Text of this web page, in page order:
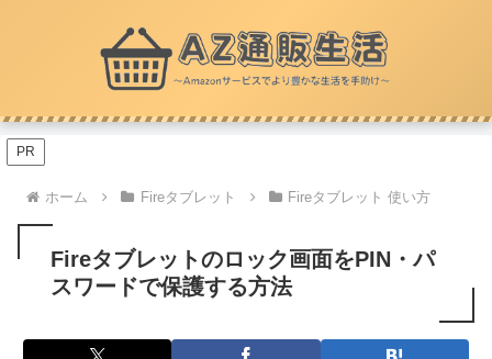
PR
ホーム Fireタブレット Fireタブレット 使い方
Fireタブレットのロック画面をPIN・パ
スワードで保護する方法